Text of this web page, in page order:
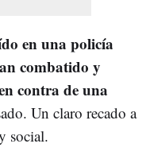
en una policía
combatido y
contra de una
Un claro recado a
social.